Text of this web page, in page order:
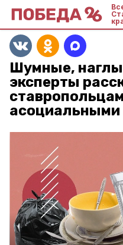
Шумные,
эксперты
асоциальными